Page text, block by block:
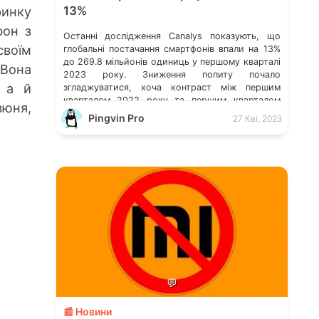
з
а й
13%
Останні дослідження Canalys показують, що
глобальні постачання смартфонів впали на 13%
до 269.8 мільйонів одиниць у першому кварталі
2023 року. Зниження попиту почало
згладжуватися, хоча контраст між першим
кварталом 2022 року та першим кварталом
2023 року все ще помітний. Дослідження
Canalys: світове постачання смартфонів за 4-ий
Pingvin Pro 27 Кві, 2023
💬
📰 Новини